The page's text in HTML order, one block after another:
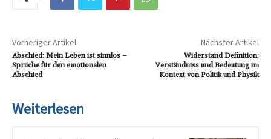
Vorheriger Artikel
Abschied: Mein Leben ist sinnlos –
Sprüche für den emotionalen
Abschied
Nächster Artikel
Widerstand Definition:
Verständniss und Bedeutung im
Kontext von Politik und Physik
Weiterlesen